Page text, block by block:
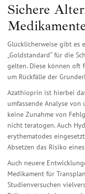
Sichere
Glücklicherweise gibt es
„Goldstandard“ für die
gelten. Diese können oft
um Rückfälle der
Azathioprin ist hierbei
umfassende Analyse
keine Zunahme von
nicht teratogen. Auch
erythematodes
Absetzen das Risiko
Auch neuere
Medikament für
Studienversuchen